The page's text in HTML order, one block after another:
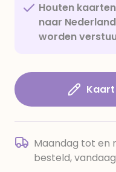
Houten
naar
worden
Maandag tot en
besteld,